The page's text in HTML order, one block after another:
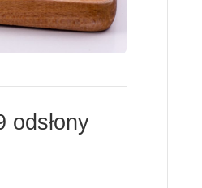
odsłony